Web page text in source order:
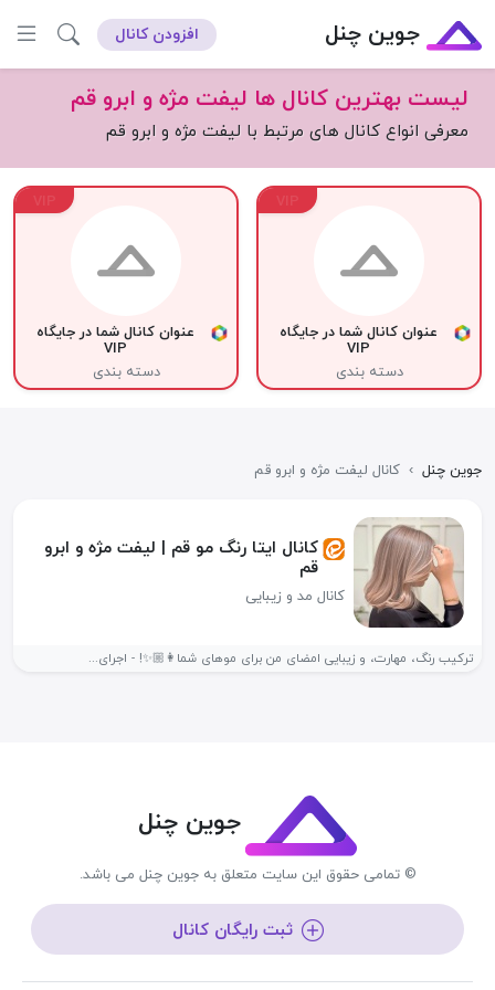
جوین چنل افزودن کانال
لیست بهترین کانال ها لیفت مژه و ابرو قم
معرفی انواع کانال های مرتبط با لیفت مژه و ابرو قم
عنوان کانال شما در جایگاه
VIP
دسته بندی
عنوان کانال شما در جایگاه
VIP
دسته بندی
جوین چنل › کانال لیفت مژه و ابرو قم
کانال ایتا رنگ مو قم | لیفت مژه و ابرو
قم
کانال مد و زیبایی
ترکیب رنگ، مهارت، و زیبایی امضای من برای موهای شما👩🏼✨! - اجرای...
جوین چنل
© تمامی حقوق این سایت متعلق به جوین چنل می باشد.
ثبت رایگان کانال